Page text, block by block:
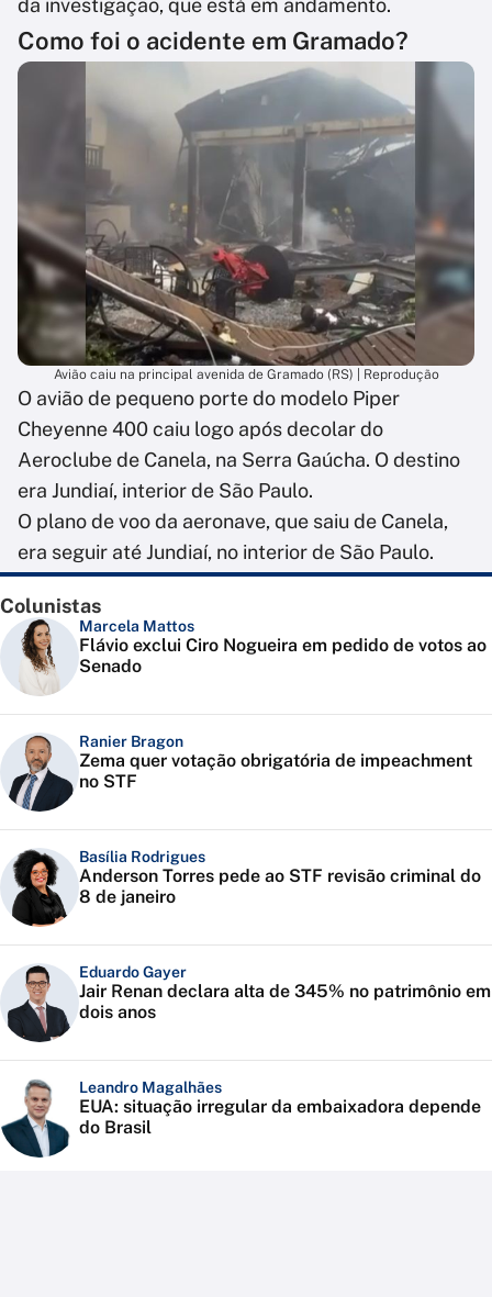
Como foi o acidente em Gramado?
Avião caiu na principal avenida de Gramado (RS) | Reprodução
O avião de pequeno porte do modelo Piper
Cheyenne 400 caiu logo após decolar do
Aeroclube de Canela, na Serra Gaúcha. O destino
era Jundiaí, interior de São Paulo.
O plano de voo da aeronave, que saiu de Canela,
era seguir até Jundiaí, no interior de São Paulo.
Colunistas
Marcela Mattos
Flávio exclui Ciro Nogueira em pedido de votos ao
Senado
Ranier Bragon
Zema quer votação obrigatória de impeachment
no STF
Basília Rodrigues
Anderson Torres pede ao STF revisão criminal do
8 de janeiro
Eduardo Gayer
Jair Renan declara alta de 345% no patrimônio em
dois anos
Leandro Magalhães
EUA: situação irregular da embaixadora depende
do Brasil